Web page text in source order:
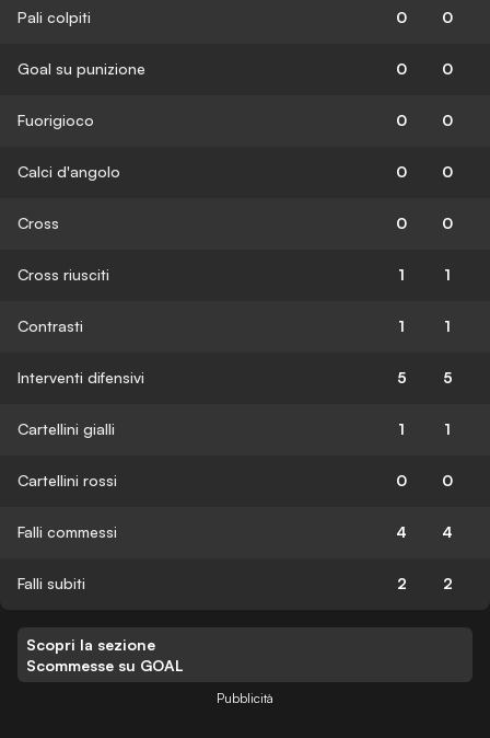
Pali colpiti 0 0
Goal su punizione 0 0
Fuorigioco 0 0
Calci d'angolo 0 0
Cross 0 0
Cross riusciti 1 1
Contrasti 1 1
Interventi difensivi 5 5
Cartellini gialli 1 1
Cartellini rossi 0 0
Falli commessi 4 4
Falli subiti 2 2
Scopri la sezione
Scommesse su GOAL
Pubblicità